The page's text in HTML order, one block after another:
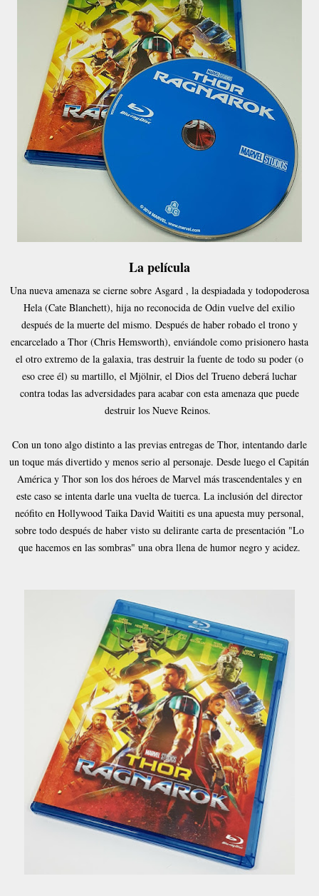
La película
Una nueva amenaza se cierne sobre Asgard , la despiadada y todopoderosa
Hela (Cate Blanchett), hija no reconocida de Odin vuelve del exilio
después de la muerte del mismo. Después de haber robado el trono y
encarcelado a Thor (Chris Hemsworth), enviándole como prisionero hasta
el otro extremo de la galaxia, tras destruir la fuente de todo su poder (o
eso cree él) su martillo, el Mjölnir, el Dios del Trueno deberá luchar
contra todas las adversidades para acabar con esta amenaza que puede
destruir los Nueve Reinos.
Con un tono algo distinto a las previas entregas de Thor, intentando darle
un toque más divertido y menos serio al personaje. Desde luego el Capitán
América y Thor son los dos héroes de Marvel más trascendentales y en
este caso se intenta darle una vuelta de tuerca. La inclusión del director
neófito en Hollywood Taika David Waititi es una apuesta muy personal,
sobre todo después de haber visto su delirante carta de presentación "Lo
que hacemos en las sombras" una obra llena de humor negro y acidez.